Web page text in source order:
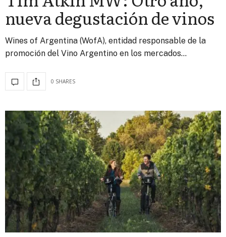
nueva degustación de vinos
Wines of Argentina (WofA), entidad responsable de la
promoción del Vino Argentino en los mercados…
0 SHARES